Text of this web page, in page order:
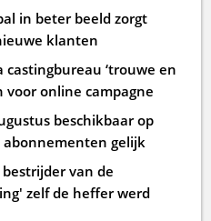
in beter beeld zorgt
klanten
castingbureau ‘trouwe en
voor online campagne
beschikbaar op
abonnementen gelijk
bestrijder van de
zelf de heffer werd